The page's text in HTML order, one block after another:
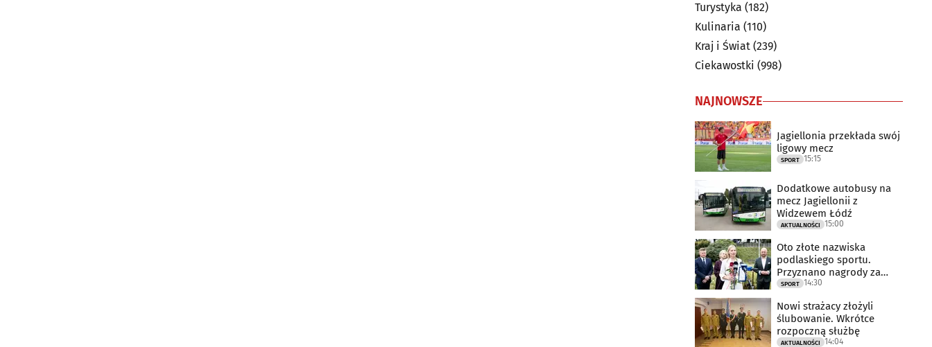
Turystyka (182)
Kulinaria (110)
Kraj i Świat (239)
Ciekawostki (998)
NAJNOWSZE
Jagiellonia przekłada swój
ligowy mecz
SPORT 15:15
Dodatkowe autobusy na
mecz Jagiellonii z
Widzewem Łódź
AKTUALNOŚCI 15:00
Oto złote nazwiska
podlaskiego sportu.
Przyznano nagrody za
2025 rok
SPORT 14:30
Nowi strażacy złożyli
ślubowanie. Wkrótce
rozpoczną służbę
AKTUALNOŚCI 14:04